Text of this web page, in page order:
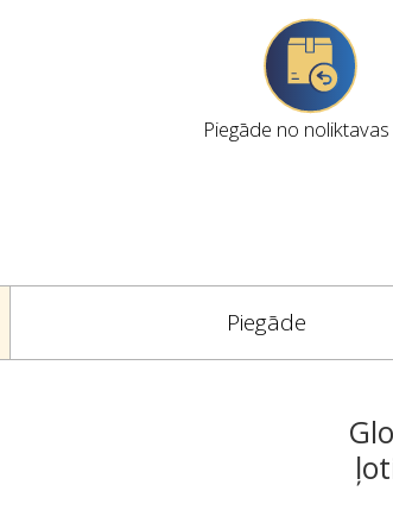
Piegāde no noliktavas
Piegāde